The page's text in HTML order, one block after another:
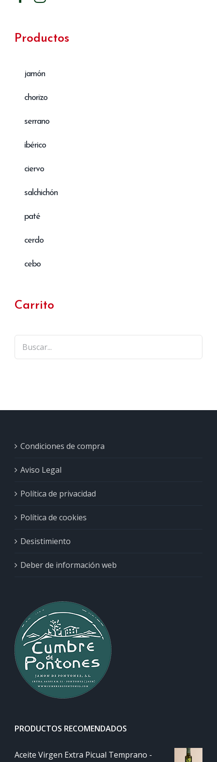
Productos
jamón
chorizo
serrano
ibérico
ciervo
salchichón
paté
cerdo
cebo
Carrito
Condiciones de compra
Aviso Legal
Política de privacidad
Política de cookies
Desistimiento
Deber de información web
PRODUCTOS RECOMENDADOS
Aceite Virgen Extra Picual Temprano -